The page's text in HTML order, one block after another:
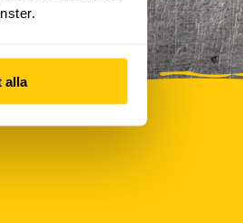
alla